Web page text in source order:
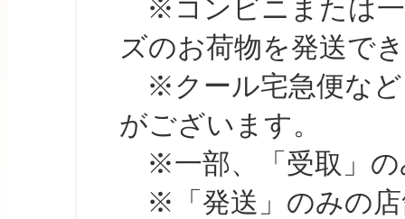
※コンビニまたは一
ズのお荷物を発送で
※クール宅急便など
がございます。
※一部、「受取」の
※「発送」のみの店